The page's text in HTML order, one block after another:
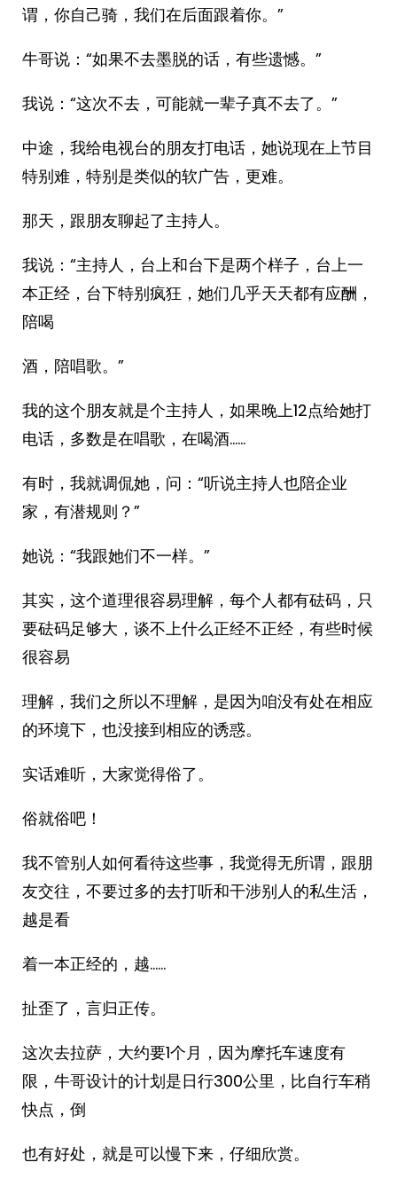
谓，你自己骑，我们在后面跟着你。”
牛哥说：“如果不去墨脱的话，有些遗憾。”
我说：“这次不去，可能就一辈子真不去了。”
中途，我给电视台的朋友打电话，她说现在上节目
特别难，特别是类似的软广告，更难。
那天，跟朋友聊起了主持人。
我说：“主持人，台上和台下是两个样子，台上一
本正经，台下特别疯狂，她们几乎天天都有应酬，
陪喝
酒，陪唱歌。”
我的这个朋友就是个主持人，如果晚上12点给她打
电话，多数是在唱歌，在喝酒……
有时，我就调侃她，问：“听说主持人也陪企业
家，有潜规则？”
她说：“我跟她们不一样。”
其实，这个道理很容易理解，每个人都有砝码，只
要砝码足够大，谈不上什么正经不正经，有些时候
很容易
理解，我们之所以不理解，是因为咱没有处在相应
的环境下，也没接到相应的诱惑。
实话难听，大家觉得俗了。
俗就俗吧！
我不管别人如何看待这些事，我觉得无所谓，跟朋
友交往，不要过多的去打听和干涉别人的私生活，
越是看
着一本正经的，越……
扯歪了，言归正传。
这次去拉萨，大约要1个月，因为摩托车速度有
限，牛哥设计的计划是日行300公里，比自行车稍
快点，倒
也有好处，就是可以慢下来，仔细欣赏。